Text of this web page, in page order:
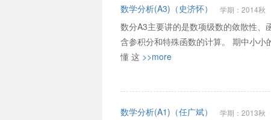
数学分析(A3)（史济怀） 学期：2014秋
数分A3主要讲的是数项级数的敛散性
含参积分和特殊函数的计算。 期中小
懂 这 >>more
数学分析(A1)（任广斌） 学期：2013秋